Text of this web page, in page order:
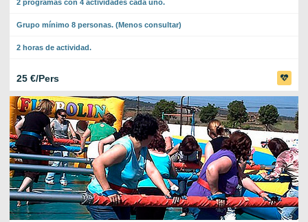
2 programas con 4 actividades cada uno.
Grupo mínimo 8 personas. (Menos consultar)
2 horas de actividad.
25 €/Pers